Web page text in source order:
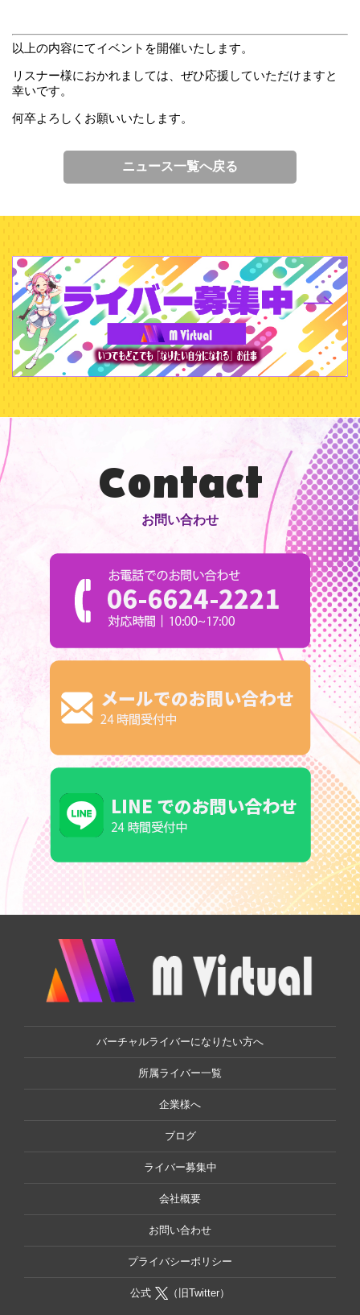
以上の内容にてイベントを開催いたします。
リスナー様におかれましては、ぜひ応援していただけますと
幸いです。
何卒よろしくお願いいたします。
ニュース一覧へ戻る
Contact
お問い合わせ
バーチャルライバーになりたい方へ
所属ライバー一覧
企業様へ
ブログ
ライバー募集中
会社概要
お問い合わせ
プライバシーポリシー
公式 （旧Twitter）